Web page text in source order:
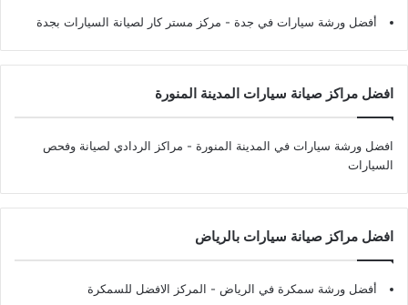
أفضل ورشة سيارات في جدة - مركز مستر كار لصيانة السيارات بجدة
افضل مراكز صيانة سيارات المدينة المنورة
افضل ورشة سيارات في المدينة المنورة - مراكز الردادي لصيانة وفحص
السيارات
افضل مراكز صيانة سيارات بالرياض
أفضل ورشة سمكرة في الرياض - المركز الافضل للسمكرة